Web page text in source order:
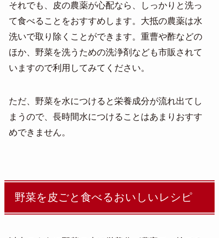
それでも、皮の農薬が心配なら、しっかりと洗っ
て食べることをおすすめします。大抵の農薬は水
洗いで取り除くことができます。重曹や酢などの
ほか、野菜を洗うための洗浄剤なども市販されて
いますので利用してみてください。
ただ、野菜を水につけると栄養成分が流れ出てし
まうので、長時間水につけることはあまりおすす
めできません。
野菜を皮ごと食べるおいしいレシピ